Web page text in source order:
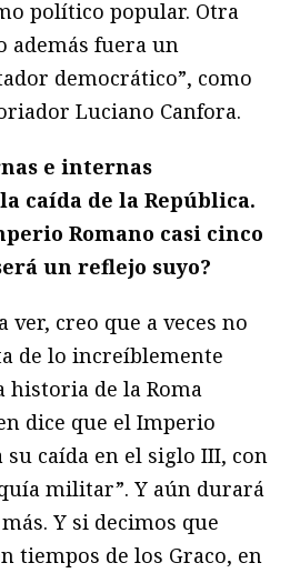
político popular. Otra
además fuera un
democrático”, como
Luciano Canfora.
e internas
caída de la República.
Romano casi cinco
un reflejo suyo?
ver, creo que a veces no
de lo increíblemente
historia de la Roma
dice que el Imperio
su caída en el siglo III, con
militar”. Y aún durará
Y si decimos que
tiempos de los Graco, en